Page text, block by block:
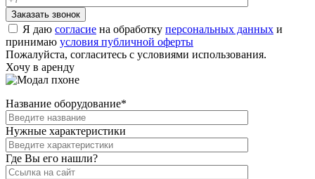
Я даю согласие на обработку персональных данных и
принимаю условия публичной оферты
Пожалуйста, согласитесь с условиями использования.
Хочу в аренду
Название оборудование*
Нужные характеристики
Где Вы его нашли?